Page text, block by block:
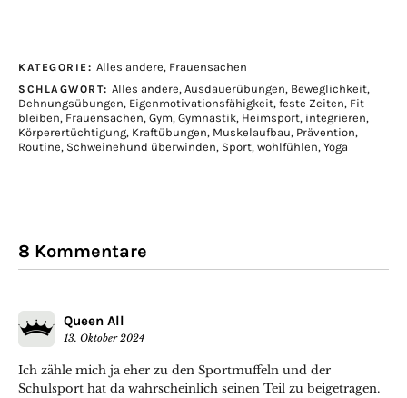
KATEGORIE: Alles andere, Frauensachen
SCHLAGWORT: Alles andere, Ausdauerübungen, Beweglichkeit,
Dehnungsübungen, Eigenmotivationsfähigkeit, feste Zeiten, Fit
bleiben, Frauensachen, Gym, Gymnastik, Heimsport, integrieren,
Körperertüchtigung, Kraftübungen, Muskelaufbau, Prävention,
Routine, Schweinehund überwinden, Sport, wohlfühlen, Yoga
8 Kommentare
Queen All
13. Oktober 2024
Ich zähle mich ja eher zu den Sportmuffeln und der
Schulsport hat da wahrscheinlich seinen Teil zu beigetragen.